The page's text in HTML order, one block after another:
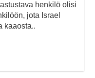
henkilö olisi
jota Israel
kaaosta..